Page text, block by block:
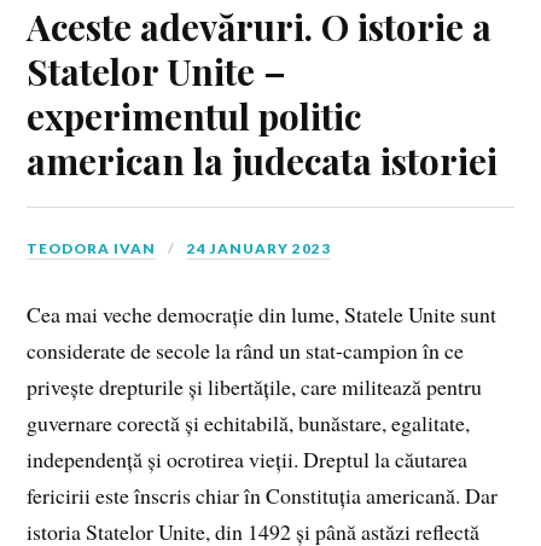
Aceste adevăruri. O istorie a
Statelor Unite –
experimentul politic
american la judecata istoriei
TEODORA IVAN 24 JANUARY 2023
Cea mai veche democrație din lume, Statele Unite sunt
considerate de secole la rând un stat-campion în ce
privește drepturile și libertățile, care militează pentru
guvernare corectă și echitabilă, bunăstare, egalitate,
independență și ocrotirea vieții. Dreptul la căutarea
fericirii este înscris chiar în Constituția americană. Dar
istoria Statelor Unite, din 1492 și până astăzi reflectă